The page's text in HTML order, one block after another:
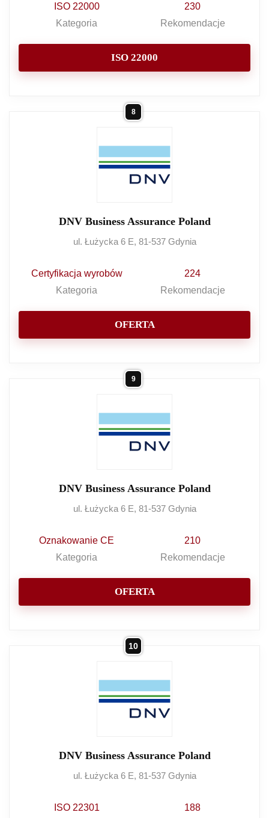
ISO 22000
Kategoria
230
Rekomendacje
ISO 22000
8
DNV Business Assurance Poland
ul. Łużycka 6 E, 81-537 Gdynia
Certyfikacja wyrobów
Kategoria
224
Rekomendacje
OFERTA
9
DNV Business Assurance Poland
ul. Łużycka 6 E, 81-537 Gdynia
Oznakowanie CE
Kategoria
210
Rekomendacje
OFERTA
10
DNV Business Assurance Poland
ul. Łużycka 6 E, 81-537 Gdynia
ISO 22301
188